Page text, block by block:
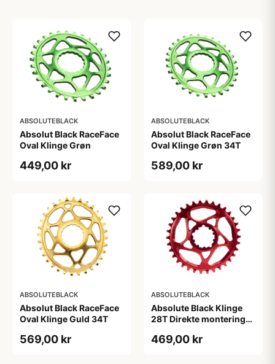
ABSOLUTEBLACK
Absolut Black RaceFace
Oval Klinge Grøn
449,00 kr
ABSOLUTEBLACK
Absolut Black RaceFace
Oval Klinge Grøn 34T
589,00 kr
ABSOLUTEBLACK
Absolut Black RaceFace
Oval Klinge Guld 34T
569,00 kr
ABSOLUTEBLACK
Absolute Black Klinge
28T Direkte montering
469,00 kr